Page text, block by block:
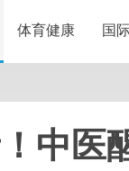
体育健康 国
中医